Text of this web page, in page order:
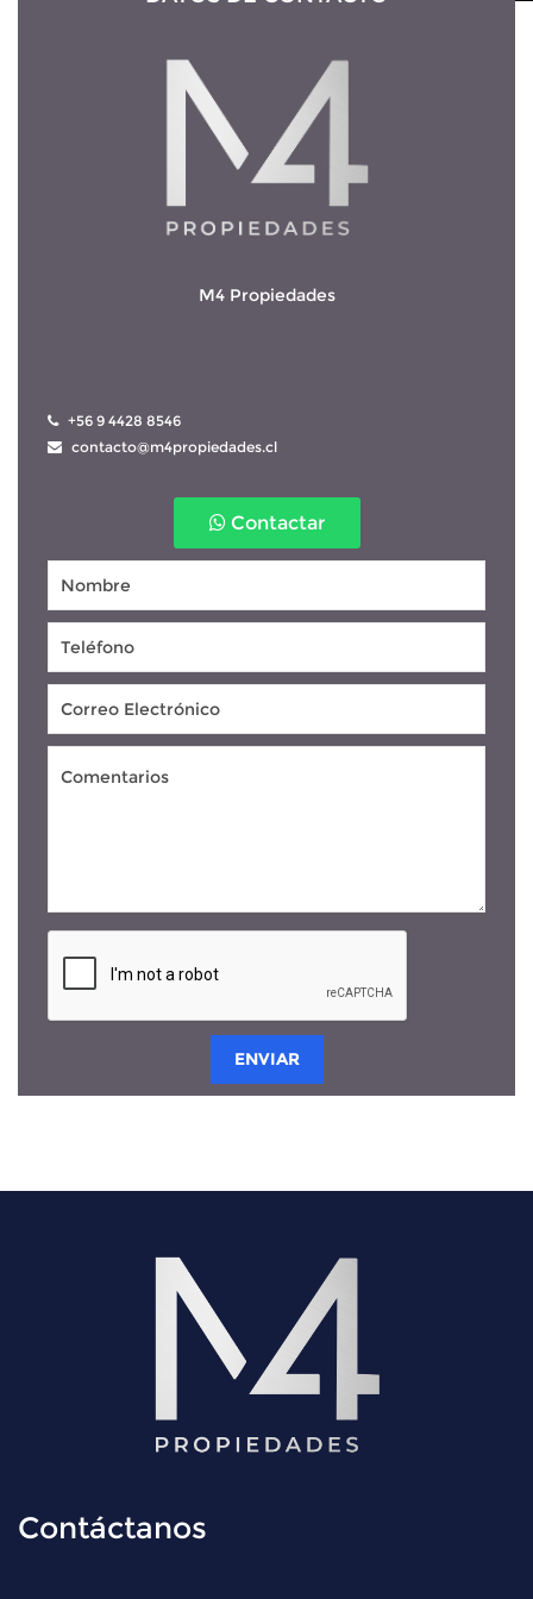
M4 Propiedades
+56 9 4428 8546
contacto@m4propiedades.cl
Contactar
ENVIAR
Contáctanos